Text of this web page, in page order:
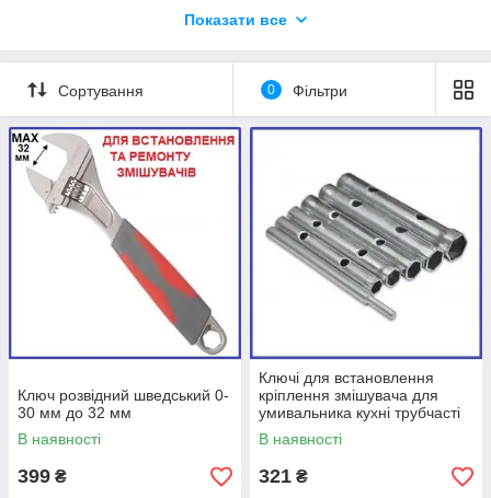
для під'єднання шлангів підводки, а також
Показати все
Сортування 0 Фільтри
Ключ розвідний шведський 0-
30 мм до 32 мм
В наявності
399 ₴
Ключі для встановлення
кріплення змішувача для
умивальника кухні трубчасті
шестигранні торцеві (набір)
В наявності
321 ₴